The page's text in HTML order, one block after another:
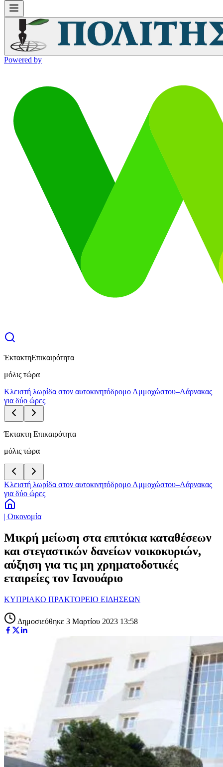
Powered by
ΈκτακτηΕπικαιρότητα
μόλις τώρα
Κλειστή λωρίδα στον αυτοκινητόδρομο Αμμοχώστου–Λάρνακας
για δύο ώρες
Έκτακτη Επικαιρότητα
μόλις τώρα
Κλειστή λωρίδα στον αυτοκινητόδρομο Αμμοχώστου–Λάρνακας
για δύο ώρες
| Οικονομία
Μικρή μείωση στα επιτόκια καταθέσεων
και στεγαστικών δανείων νοικοκυριών,
αύξηση για τις μη χρηματοδοτικές
εταιρείες τον Ιανουάριο
ΚΥΠΡΙΑΚΟ ΠΡΑΚΤΟΡΕΙΟ ΕΙΔΗΣΕΩΝ
Δημοσιεύθηκε 3 Μαρτίου 2023 13:58